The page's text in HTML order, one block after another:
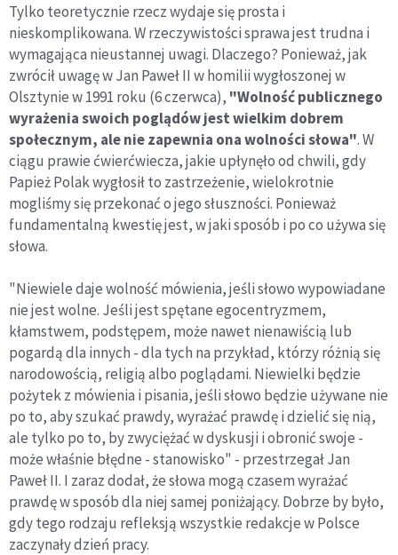
Tylko teoretycznie rzecz wydaje się prosta i
nieskomplikowana. W rzeczywistości sprawa jest trudna i
wymagająca nieustannej uwagi. Dlaczego? Ponieważ, jak
zwrócił uwagę w Jan Paweł II w homilii wygłoszonej w
Olsztynie w 1991 roku (6 czerwca), "Wolność publicznego
wyrażenia swoich poglądów jest wielkim dobrem
społecznym, ale nie zapewnia ona wolności słowa". W
ciągu prawie ćwierćwiecza, jakie upłynęło od chwili, gdy
Papież Polak wygłosił to zastrzeżenie, wielokrotnie
mogliśmy się przekonać o jego słuszności. Ponieważ
fundamentalną kwestię jest, w jaki sposób i po co używa się
słowa.
"Niewiele daje wolność mówienia, jeśli słowo wypowiadane
nie jest wolne. Jeśli jest spętane egocentryzmem,
kłamstwem, podstępem, może nawet nienawiścią lub
pogardą dla innych - dla tych na przykład, którzy różnią się
narodowością, religią albo poglądami. Niewielki będzie
pożytek z mówienia i pisania, jeśli słowo będzie używane nie
po to, aby szukać prawdy, wyrażać prawdę i dzielić się nią,
ale tylko po to, by zwyciężać w dyskusji i obronić swoje -
może właśnie błędne - stanowisko" - przestrzegał Jan
Paweł II. I zaraz dodał, że słowa mogą czasem wyrażać
prawdę w sposób dla niej samej poniżający. Dobrze by było,
gdy tego rodzaju refleksją wszystkie redakcje w Polsce
zaczynały dzień pracy.